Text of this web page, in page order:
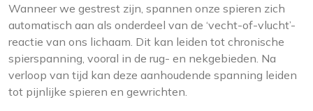
Wanneer we gestrest zijn, spannen onze spieren zich
automatisch aan als onderdeel van de ‘vecht-of-vlucht’-
reactie van ons lichaam. Dit kan leiden tot chronische
spierspanning, vooral in de rug- en nekgebieden. Na
verloop van tijd kan deze aanhoudende spanning leiden
tot pijnlijke spieren en gewrichten.